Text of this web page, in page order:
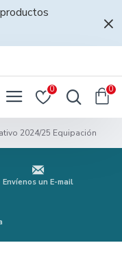
0 0
2024/25 Equipación
Envíenos un E-mail